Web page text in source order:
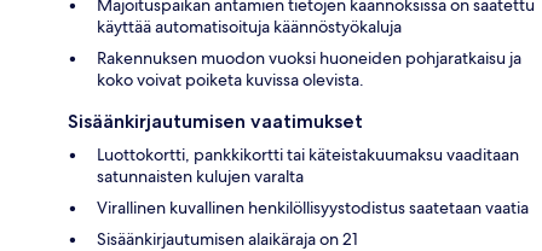
Majoituspaikan antamien tietojen käännöksissä on saatettu
käyttää automatisoituja käännöstyökaluja
Rakennuksen muodon vuoksi huoneiden pohjaratkaisu ja
koko voivat poiketa kuvissa olevista.
Sisäänkirjautumisen vaatimukset
Luottokortti, pankkikortti tai käteistakuumaksu vaaditaan
satunnaisten kulujen varalta
Virallinen kuvallinen henkilöllisyystodistus saatetaan vaatia
Sisäänkirjautumisen alaikäraja on 21